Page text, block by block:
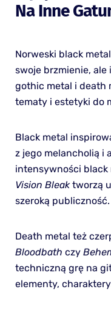
Na Inne
Norweski black
swoje brzmienie, ale
gothic metal i death
tematy i estetyki do
Black metal
z jego melancholią i
intensywności black
Vision Bleaktworzą
szeroką publiczność.
Death metal też
Bloodbath czy
techniczną grę na
elementy,